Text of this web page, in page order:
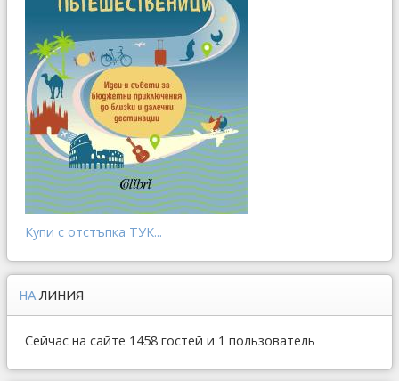
Купи с отстъпка ТУК...
НА ЛИНИЯ
Сейчас на сайте 1458 гостей и 1 пользователь